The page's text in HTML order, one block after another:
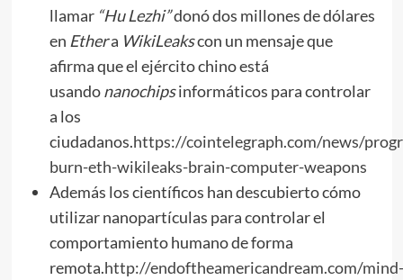
llamar “Hu Lezhi”donó dos millones de dólares
en Ethera WikiLeakscon un mensaje que
afirma que el ejército chino está
usandonanochipsinformáticos para controlar
a los
ciudadanos.https://cointelegraph.com/news/
burn-eth-wikileaks-brain-computer-weapons
Además los científicos han descubierto cómo
utilizar nanopartículas para controlar el
comportamiento humano de forma
remota.http://endoftheamericandream.com/mind-